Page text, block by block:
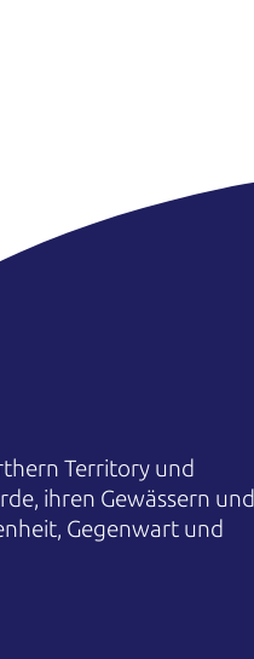
Territory und
ihren Gewässern und
Gegenwart und